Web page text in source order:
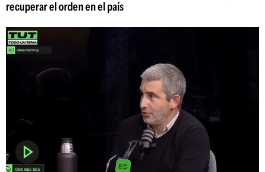
recuperar el orden en el país